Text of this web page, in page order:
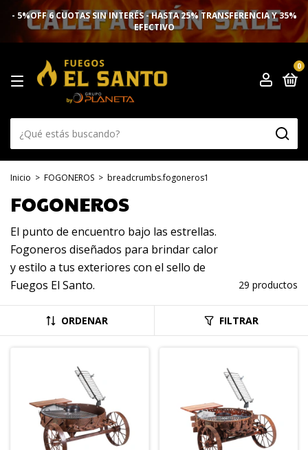
- 5%OFF 6 CUOTAS SIN INTERÉS - HASTA 25% TRANSFERENCIA Y 35%
EFECTIVO
0
Inicio > FOGONEROS > breadcrumbs.fogoneros1
FOGONEROS
El punto de encuentro bajo las estrellas.
Fogoneros diseñados para brindar calor
y estilo a tus exteriores con el sello de
Fuegos El Santo.
29 productos
ORDENAR FILTRAR